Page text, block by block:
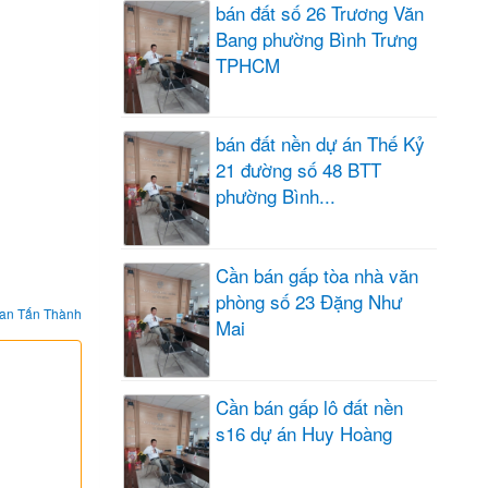
Tấn Thành
bán đất số 26 Trương Văn
Bang phường Bình Trưng
TPHCM
bán đất nền dự án Thế Kỷ
21 đường số 48 BTT
phường Bình...
Cần bán gấp tòa nhà văn
phòng số 23 Đặng Như
Mai
Cần bán gấp lô đất nền
s16 dự án Huy Hoàng